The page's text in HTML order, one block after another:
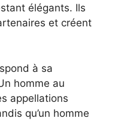
élégants. Ils
et créent
à sa
homme au
appellations
qu’un homme